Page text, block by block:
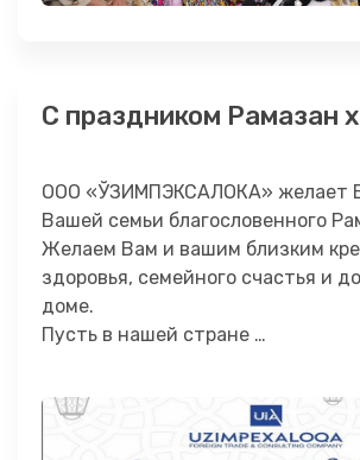
С праздником Рамазан
ООО «ЎЗИМПЭКСАЛОКА» желает
Вашей семьи благословенного
Желаем Вам и вашим близким
здоровья, семейного счастья и
доме.
Пусть в нашей стране …